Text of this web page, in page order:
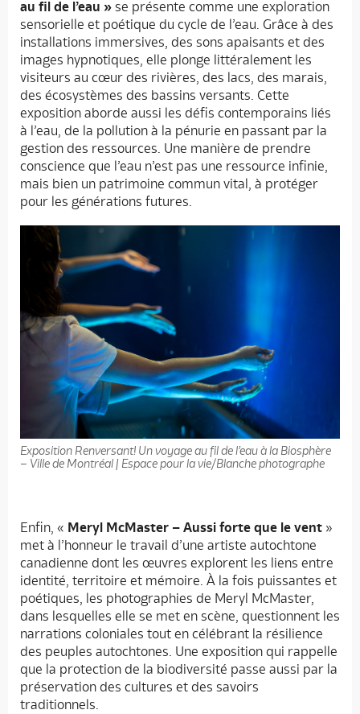
au fil de l’eau » se présente comme une exploration
sensorielle et poétique du cycle de l’eau. Grâce à des
installations immersives, des sons apaisants et des
images hypnotiques, elle plonge littéralement les
visiteurs au cœur des rivières, des lacs, des marais,
des écosystèmes des bassins versants. Cette
exposition aborde aussi les défis contemporains liés
à l’eau, de la pollution à la pénurie en passant par la
gestion des ressources. Une manière de prendre
conscience que l’eau n’est pas une ressource infinie,
mais bien un patrimoine commun vital, à protéger
pour les générations futures.
Exposition Renversant! Un voyage au fil de l’eau à la Biosphère
– Ville de Montréal | Espace pour la vie/Blanche photographe
Enfin, « Meryl McMaster – Aussi forte que le vent »
met à l’honneur le travail d’une artiste autochtone
canadienne dont les œuvres explorent les liens entre
identité, territoire et mémoire. À la fois puissantes et
poétiques, les photographies de Meryl McMaster,
dans lesquelles elle se met en scène, questionnent les
narrations coloniales tout en célébrant la résilience
des peuples autochtones. Une exposition qui rappelle
que la protection de la biodiversité passe aussi par la
préservation des cultures et des savoirs
traditionnels.